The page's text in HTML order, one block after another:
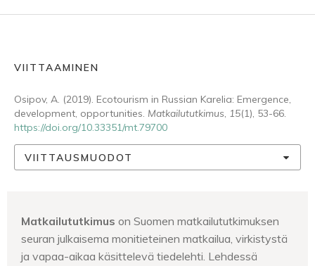
VIITTAAMINEN
Osipov, A. (2019). Ecotourism in Russian Karelia: Emergence,
development, opportunities. Matkailututkimus, 15(1), 53-66.
https://doi.org/10.33351/mt.79700
VIITTAUSMUODOT
Matkailututkimus on Suomen matkailututkimuksen
seuran julkaisema monitieteinen matkailua, virkistystä
ja vapaa-aikaa käsittelevä tiedelehti. Lehdessä